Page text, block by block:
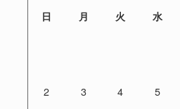
日 月 火 水
2 3 4 5